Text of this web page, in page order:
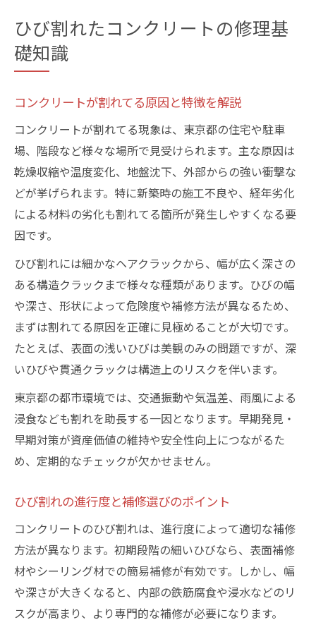
コンクリート割れてる部分の見分け方のコ
ツ
点
目視で判断する割れてるひびの危険サイン
コンクリートの細かな割れも見逃さない方
法
割れてる箇所の早期発見で安全性を守る
住宅階段や土間のひび割れ対策を考える
析
土間コンクリート割れの補修方法と実践例
階段ひび割れに強いコンクリート補修の秘
訣
割れてる部分の階段補修DIYポイント
補修DIYで安全性を高めるコツを伝授
コンクリート割れてる箇所のDIY補修手順
DIYでできるひび割れ補修の具体的な方法
夫
割れてるひびの補修で注意すべきポイント
DIY初心者でも安心なコンクリート修理術
放置しがちなコンクリート損傷のリスクとは
コンクリートが割れてる場合の放置リスク
ひび割れ放置で起こる安全性低下の理由
ひび割れたコンクリートの修理基
礎知識
コンクリートが割れてる原因と特徴を解説
コンクリートが割れてる現象は、東京都の住宅や駐車
場、階段など様々な場所で見受けられます。主な原因は
乾燥収縮や温度変化、地盤沈下、外部からの強い衝撃な
どが挙げられます。特に新築時の施工不良や、経年劣化
による材料の劣化も割れてる箇所が発生しやすくなる要
因です。
ひび割れには細かなヘアクラックから、幅が広く深さの
ある構造クラックまで様々な種類があります。ひびの幅
や深さ、形状によって危険度や補修方法が異なるため、
まずは割れてる原因を正確に見極めることが大切です。
たとえば、表面の浅いひびは美観のみの問題ですが、深
いひびや貫通クラックは構造上のリスクを伴います。
東京都の都市環境では、交通振動や気温差、雨風による
浸食なども割れを助長する一因となります。早期発見・
早期対策が資産価値の維持や安全性向上につながるた
め、定期的なチェックが欠かせません。
ひび割れの進行度と補修選びのポイント
コンクリートのひび割れは、進行度によって適切な補修
方法が異なります。初期段階の細いひびなら、表面補修
材やシーリング材での簡易補修が有効です。しかし、幅
や深さが大きくなると、内部の鉄筋腐食や浸水などのリ
スクが高まり、より専門的な補修が必要になります。